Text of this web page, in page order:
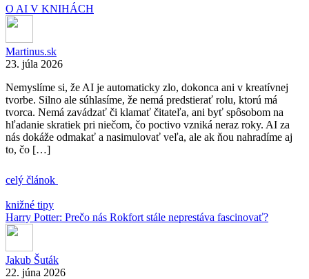
O AI V KNIHÁCH
Martinus.sk
23. júla 2026
Nemyslíme si, že AI je automaticky zlo, dokonca ani v kreatívnej
tvorbe. Silno ale súhlasíme, že nemá predstierať rolu, ktorú má
tvorca. Nemá zavádzať či klamať čitateľa, ani byť spôsobom na
hľadanie skratiek pri niečom, čo poctivo vzniká neraz roky. AI za
nás dokáže odmakať a nasimulovať veľa, ale ak ňou nahradíme aj
to, čo […]
celý článok
knižné tipy
Harry Potter: Prečo nás Rokfort stále neprestáva fascinovať?
Jakub Šuták
22. júna 2026